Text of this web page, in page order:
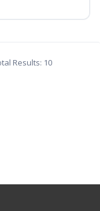
Results: 10